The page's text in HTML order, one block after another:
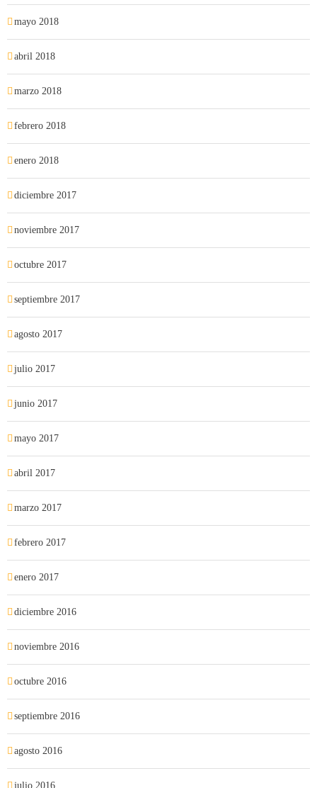
mayo 2018
abril 2018
marzo 2018
febrero 2018
enero 2018
diciembre 2017
noviembre 2017
octubre 2017
septiembre 2017
agosto 2017
julio 2017
junio 2017
mayo 2017
abril 2017
marzo 2017
febrero 2017
enero 2017
diciembre 2016
noviembre 2016
octubre 2016
septiembre 2016
agosto 2016
julio 2016